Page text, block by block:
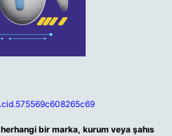
bir marka, kurum veya şahıs